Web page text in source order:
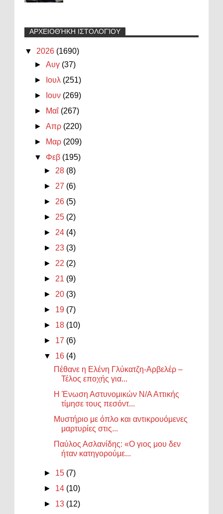
ΑΡΧΕΙΟΘΉΚΗ ΙΣΤΟΛΟΓΊΟΥ
▼ 2026 (1690)
►Αυγ (37)
►
Ιουλ (251)
►
Ιουν (269)
►
Μαΐ (267)
►Απρ (220)
►
Μαρ (209)
▼ Φεβ (195)
► 28 (8)
► 27 (6)
► 26 (5)
► 25 (2)
► 24 (4)
► 23 (3)
► 22 (2)
► 21 (9)
► 20 (3)
► 19 (7)
► 18 (10)
► 17 (6)
▼ 16 (4)
Πέθανε η Ελένη Γλύκατζη-Αρβελέρ –
Τέλος εποχής για...
Η Ένωση Αστυνομικών Ν/Α Αττικής
τίμησε τους πεσόντ...
Μυστήριο με όπλο και αντικρουόμενες
μαρτυρίες στις...
Παύλος Ασλανίδης: «Ο γιος μου δεν
ήταν κατηγορούμε...
► 15 (7)
► 14 (10)
► 13 (12)